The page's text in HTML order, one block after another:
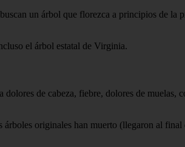
un árbol que florezca a principios de la
el árbol estatal de Virginia.
de cabeza, fiebre, dolores de muelas,
originales han muerto (llegaron al